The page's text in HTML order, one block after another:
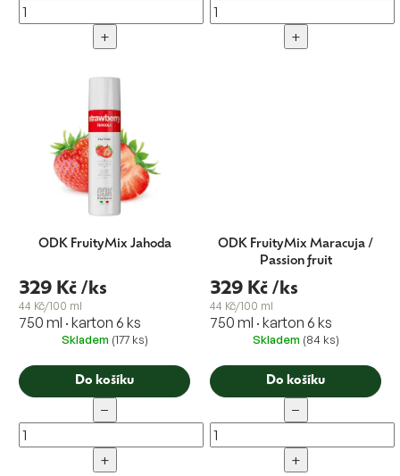
+ +
ODK FruityMix Jahoda
329 Kč /ks
44 Kč/100 ml
750 ml · karton 6 ks
Skladem (177 ks)
Do košíku
−
+
ODK FruityMix Maracuja /
Passion fruit
329 Kč /ks
44 Kč/100 ml
750 ml · karton 6 ks
Skladem (84 ks)
Do košíku
−
+